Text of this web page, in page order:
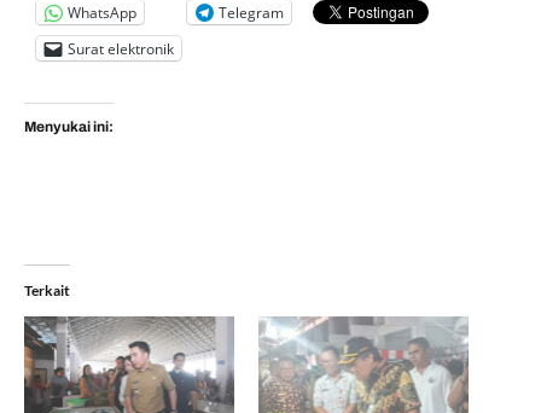
WhatsApp
Telegram
Surat elektronik
Menyukai ini:
Terkait